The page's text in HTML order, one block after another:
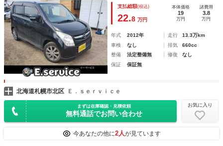
支払総額(税込)
22.8 万円
本体価格
19
万円
諸費用
3.8
万円
年式 2012年 走行
13.3万km
車検
なし 排気
660cc
整備
法定整備無 修復
なし
保証
保証無
北海道札幌市北区 Ｅ．ｓｅｒｖｉｃｅ
まずは在庫確認・見積依頼
無料通話でお問い合わせ
お気に入り
今あなたの他に2人が見ています